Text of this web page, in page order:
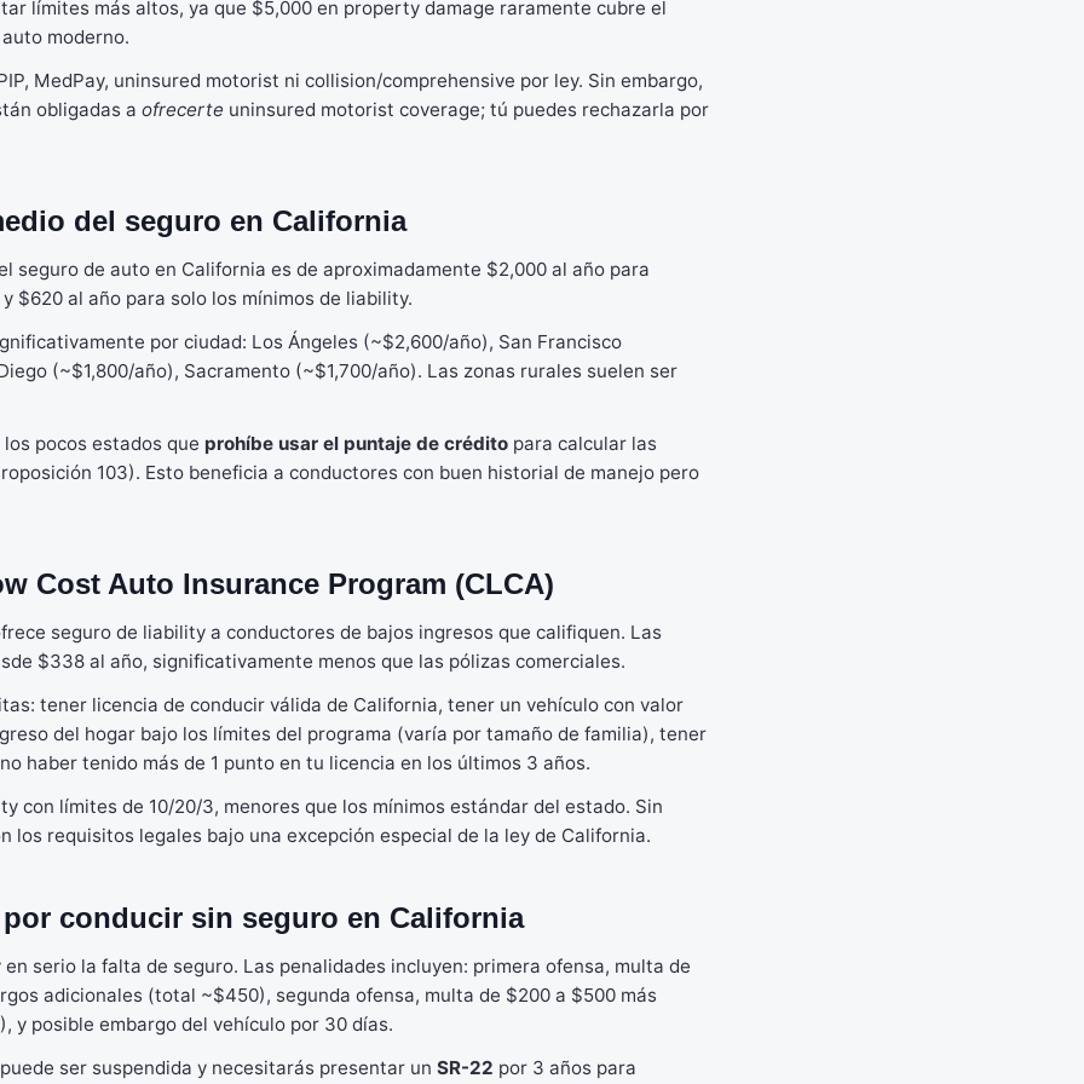
límites más altos, ya que $5,000 en property damage raramente cubre el
moderno.
MedPay, uninsured motorist ni collision/comprehensive por ley. Sin embargo,
obligadas a ofrecerte uninsured motorist coverage; tú puedes rechazarla por
del seguro en California
seguro de auto en California es de aproximadamente $2,000 al año para
$620 al año para solo los mínimos de liability.
por ciudad: Los Ángeles (~$2,600/año), San Francisco
(~$1,800/año), Sacramento (~$1,700/año). Las zonas rurales suelen ser
pocos estados que prohíbe usar el puntaje de crédito para calcular las
103). Esto beneficia a conductores con buen historial de manejo pero
Cost Auto Insurance Program (CLCA)
seguro de liability a conductores de bajos ingresos que califiquen. Las
$338 al año, significativamente menos que las pólizas comerciales.
tener licencia de conducir válida de California, tener un vehículo con valor
del hogar bajo los límites del programa (varía por tamaño de familia), tener
haber tenido más de 1 punto en tu licencia en los últimos 3 años.
con límites de 10/20/3, menores que los mínimos estándar del estado. Sin
los requisitos legales bajo una excepción especial de la ley de California.
conducir sin seguro en California
serio la falta de seguro. Las penalidades incluyen: primera ofensa, multa de
adicionales (total ~$450), segunda ofensa, multa de $200 a $500 más
y posible embargo del vehículo por 30 días.
ser suspendida y necesitarás presentar un SR-22 por 3 años para